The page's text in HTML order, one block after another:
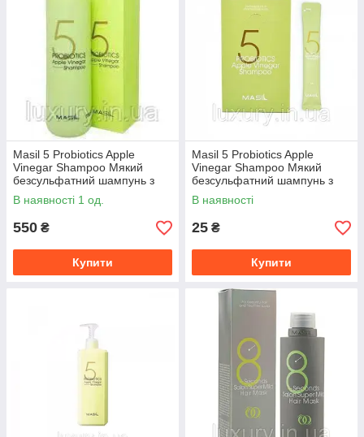
Masil 5 Probiotics Apple
Vinegar Shampoo Мякий
безсульфатний шампунь з
пробіотиками і яблучним
оцтом
В наявності 1 од.
550 ₴
Купити
Masil 5 Probiotics Apple
Vinegar Shampoo Мякий
безсульфатний шампунь з
пробіотиками і яблучним
оцтом 8
В наявності
25 ₴
Купити